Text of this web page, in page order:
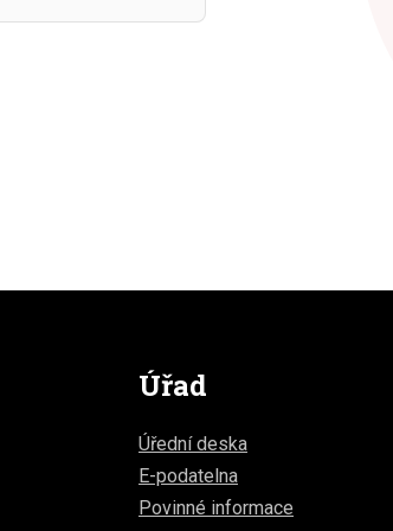
Úřad
Úřední deska
E-podatelna
Povinné informace